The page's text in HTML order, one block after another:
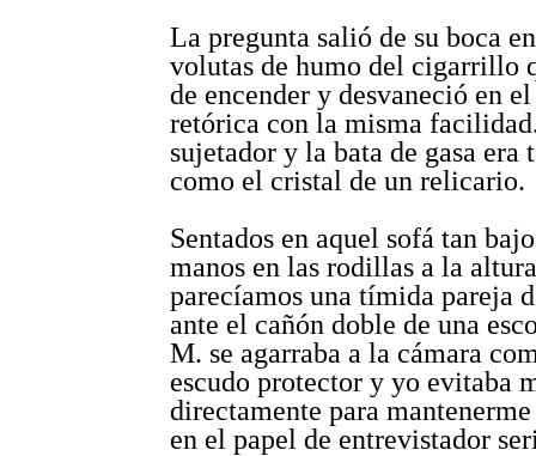
La pregunta salió de su boca
volutas de humo del cigarrillo
de encender y desvaneció en
retórica con la misma
sujetador y la bata de gasa era
como el cristal de un relicario.
Sentados en aquel sofá tan
manos en las rodillas a la
parecíamos una tímida pareja
ante el cañón doble de una
M. se agarraba a la cámara
escudo protector y yo evitaba
directamente para
en el papel de entrevistador